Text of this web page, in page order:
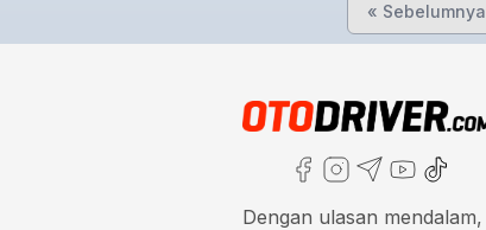
« Sebelumnya
Dengan ulasan mendalam,